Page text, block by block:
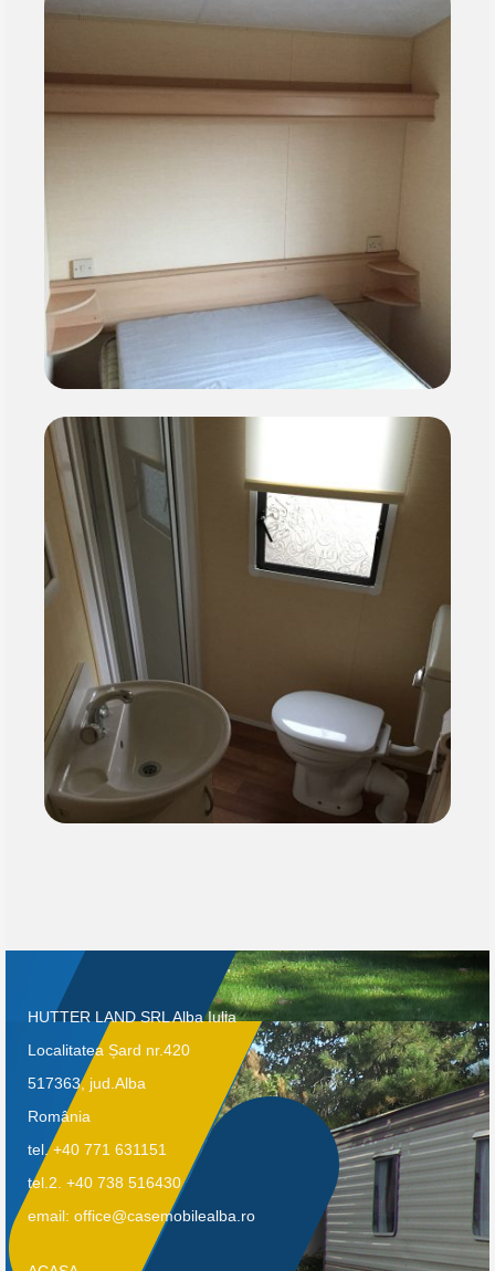
HUTTER LAND SRL Alba Iulia
Localitatea Șard nr.420
517363, jud.Alba
România
tel. +40 771 631151
tel.2. +40 738 516430
email: office@casemobilealba.ro